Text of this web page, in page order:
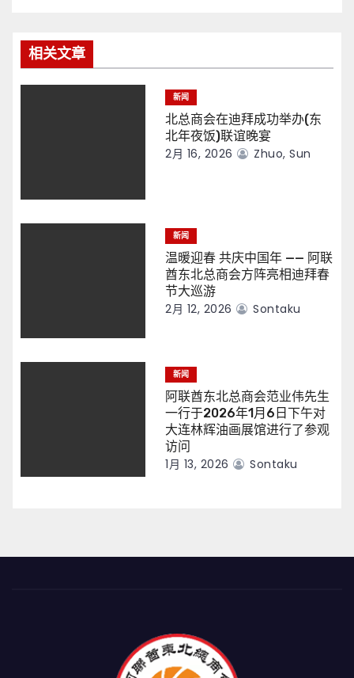
相关文章
新闻
北总商会在迪拜成功举办(东
北年夜饭)联谊晚宴
2月 16, 2026 Zhuo, Sun
新闻
温暖迎春 共庆中国年 —— 阿联
酋东北总商会方阵亮相迪拜春
节大巡游
2月 12, 2026 Sontaku
新闻
阿联酋东北总商会范业伟先生
一行于2026年1月6日下午对
大连林辉油画展馆进行了参观
访问
1月 13, 2026 Sontaku